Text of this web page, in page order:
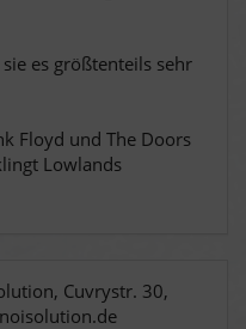
es größtenteils sehr
Floyd und The Doors
Lowlands
Cuvrystr. 30,